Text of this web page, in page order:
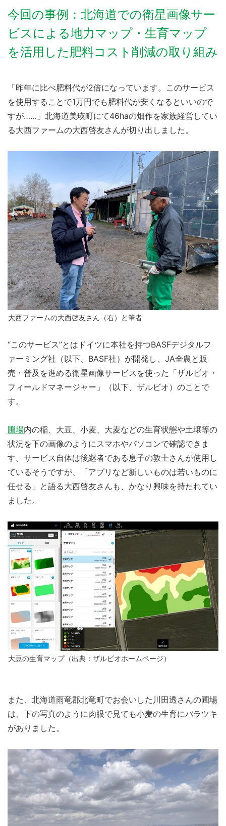
今回の事例：北海道での衛星画像サー
ビスによる地力マップ・生育マップ
を活用した肥料コスト削減の取り組み
「昨年に比べ肥料代が2倍になっています。このサービス
を使用することで1万円でも肥料代が安くなるといいので
すが……」北海道美瑛町にて46haの畑作を家族経営してい
る大西ファームの大西啓友さんが切り出しました。
大西ファームの大西啓友さん（右）と筆者
“このサービス”とはドイツに本社を持つBASFデジタルフ
ァーミング社（以下、BASF社）が開発し、JA全農と販
売・普及を進める衛星画像サービスを使った「ザルビオ・
フィールドマネージャー」（以下、ザルビオ）のことで
す。
圃場内の稲、大豆、小麦、大麦などの生育状態や土壌等の
状況を下の画像のようにスマホやパソコンで確認できま
す。サービス自体は後継者である息子の敦士さんが使用し
ているそうですが、「アプリなど新しいものは若いものに
任せる」と語る大西啓友さんも、かなり興味を持たれてい
ました。
大豆の生育マップ（出典：ザルビオホームページ）
また、北海道雨竜郡北竜町でお会いした川田透さんの圃場
は、下の写真のように肉眼で見ても小麦の生育にバラツキ
がありました。